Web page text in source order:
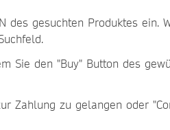
gesuchten Produktes ein.
Sie den "Buy" Button des
Zahlung zu gelangen oder